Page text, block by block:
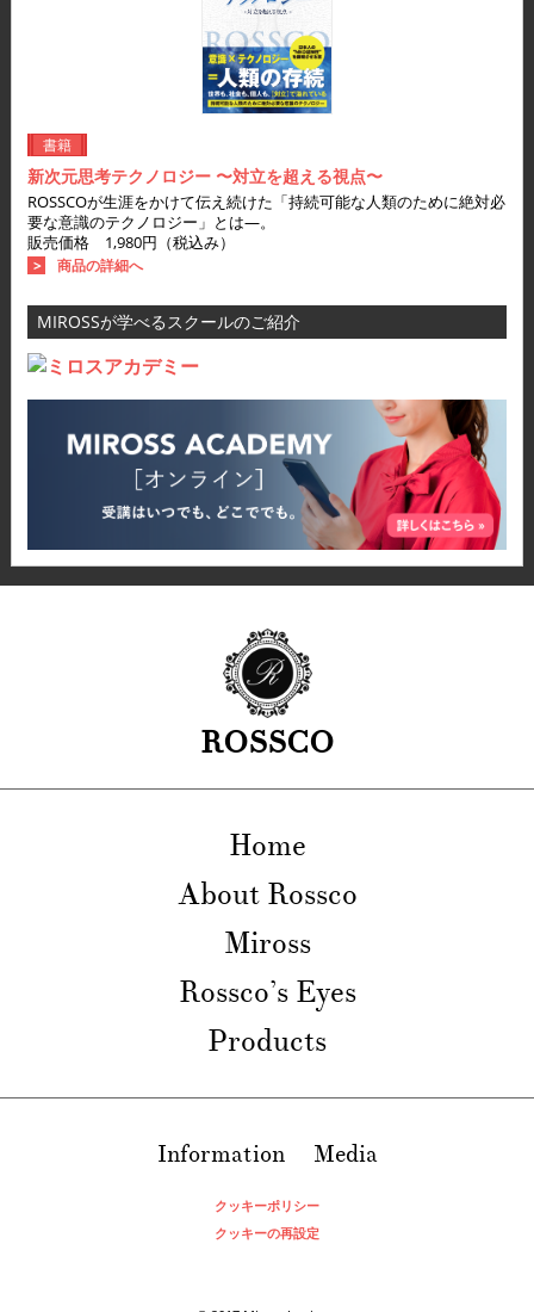
書籍
新次元思考テクノロジー 〜対立を超える視点〜
ROSSCOが生涯をかけて伝え続けた「持続可能な人類のために絶対必
要な意識のテクノロジー」とは―。
販売価格 1,980円（税込み）
商品の詳細へ
MIROSSが学べるスクールのご紹介
ROSSCO
Home
About Rossco
Miross
Rossco’s Eyes
Products
Information Media
クッキーポリシー
クッキーの再設定